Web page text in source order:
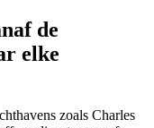
de
elke
zoals Charles